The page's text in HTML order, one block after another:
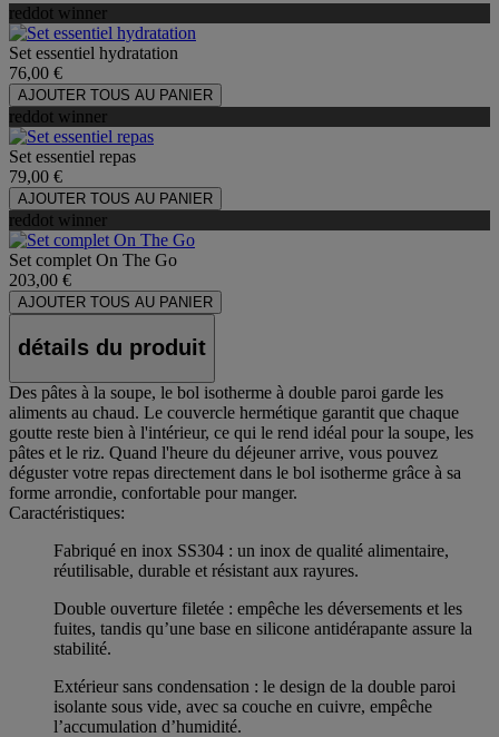
reddot winner
Set essentiel hydratation
76,00 €
AJOUTER TOUS AU PANIER
reddot winner
Set essentiel repas
79,00 €
AJOUTER TOUS AU PANIER
reddot winner
Set complet On The Go
203,00 €
AJOUTER TOUS AU PANIER
détails du produit
Des pâtes à la soupe, le bol isotherme à double paroi garde les
aliments au chaud. Le couvercle hermétique garantit que chaque
goutte reste bien à l'intérieur, ce qui le rend idéal pour la soupe, les
pâtes et le riz. Quand l'heure du déjeuner arrive, vous pouvez
déguster votre repas directement dans le bol isotherme grâce à sa
forme arrondie, confortable pour manger.
Caractéristiques:
Fabriqué en inox SS304 : un inox de qualité alimentaire,
réutilisable, durable et résistant aux rayures.
Double ouverture filetée : empêche les déversements et les
fuites, tandis qu’une base en silicone antidérapante assure la
stabilité.
Extérieur sans condensation : le design de la double paroi
isolante sous vide, avec sa couche en cuivre, empêche
l’accumulation d’humidité.